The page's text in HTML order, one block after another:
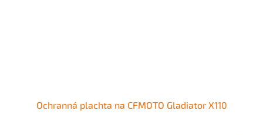
Ochranná plachta na CFMOTO Gladiator X110